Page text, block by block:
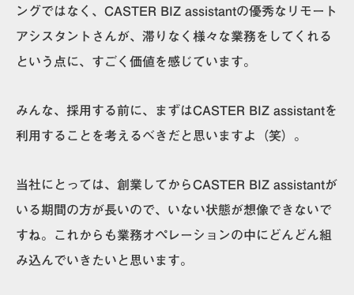
ングではなく、CASTER BIZ assistantの優秀なリモート
アシスタントさんが、滞りなく様々な業務をしてくれる
という点に、すごく価値を感じています。
みんな、 採用する前に、まずはCASTER BIZ assistantを
利用することを考えるべき だと思いますよ（笑）。
当社にとっては、創業してからCASTER BIZ assistantが
いる期間の方が長いので、いない状態が想像できないで
すね。これからも業務オペレーションの中にどんどん組
み込んでいきたいと思います。